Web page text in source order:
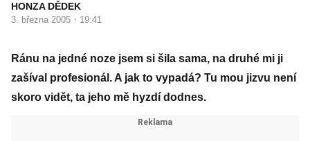
HONZA DĚDEK
3. března 2005 · 19:41
Ránu na jedné noze jsem si šila sama, na druhé mi ji
zašíval profesionál. A jak to vypadá? Tu mou jizvu není
skoro vidět, ta jeho mě hyzdí dodnes.